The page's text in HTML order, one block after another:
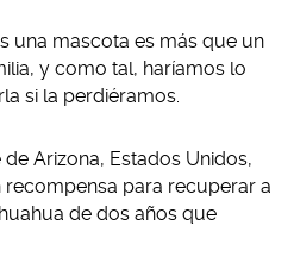
una mascota es más que un
y como tal, haríamos lo
si la perdiéramos.
Arizona, Estados Unidos,
para recuperar a
de dos años que